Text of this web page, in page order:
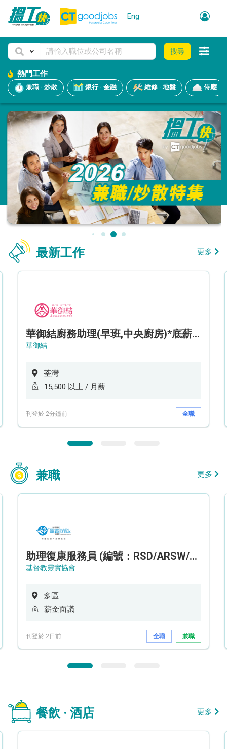
Eng
搜尋
熱門工作
兼職 · 炒散 銀行 · 金融 維修 · 地盤 侍應
最新工作 更多
華御結廚務助理(早班,中央廚房)*底薪可達$15.5k* (5天工作週)
華御結
荃灣
15,500 以上 / 月薪
刊登於 2分鐘前 全職
兼職 更多
助理復康服務員 (編號：RSD/ARSW/CTE)
基督教靈實協會
多區
薪金面議
刊登於 2日前 全職 兼職
餐飲 · 酒店 更多